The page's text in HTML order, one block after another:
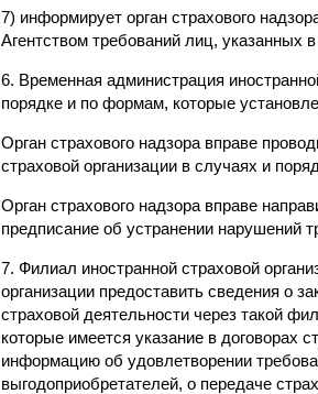
7) информирует орган страхового
Агентством требований лиц, указанных
6. Временная администрация
порядке и по формам, которые
Орган страхового надзора вправе
страховой организации в случаях и
Орган страхового надзора вправе
предписание об устранении нарушений
7. Филиал иностранной страховой
организации предоставить сведения о
страховой деятельности через такой
которые имеется указание в договорах
информацию об удовлетворении
выгодоприобретателей, о передаче